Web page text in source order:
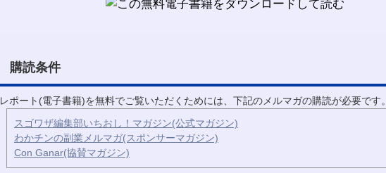
購読条件
レポート(電子書籍)を無料でご覧いただくためには、下記のメルマガの購読が必要です。
スゴワザ編集部いちおし！マガジン(公式マガジン)
わかチンの副業メルマガ(スポンサーマガジン)
Con Ganar(協賛マガジン)